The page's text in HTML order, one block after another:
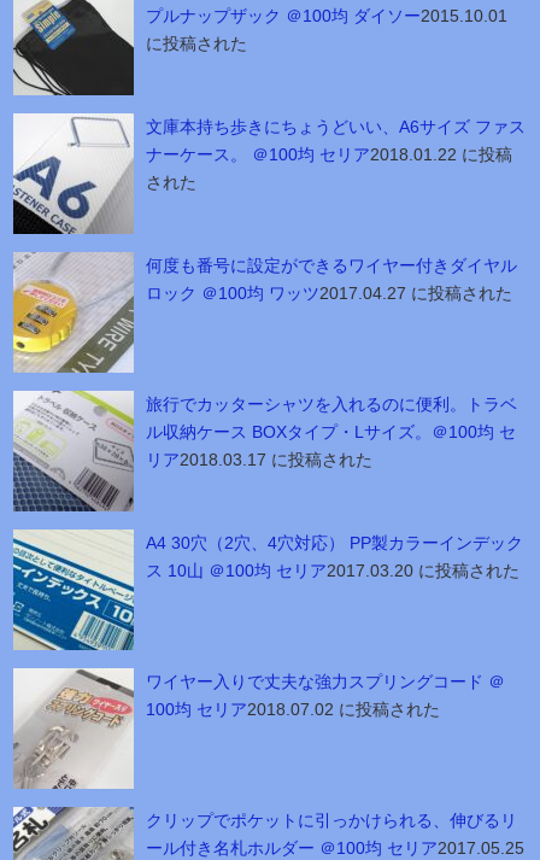
プルナップザック ＠100均 ダイソー2015.10.01
に投稿された
文庫本持ち歩きにちょうどいい、A6サイズ ファス
ナーケース。 ＠100均 セリア2018.01.22 に投稿
された
何度も番号に設定ができるワイヤー付きダイヤル
ロック ＠100均 ワッツ2017.04.27 に投稿された
旅行でカッターシャツを入れるのに便利。トラベ
ル収納ケース BOXタイプ・Lサイズ。＠100均 セ
リア2018.03.17 に投稿された
A4 30穴（2穴、4穴対応） PP製カラーインデック
ス 10山 ＠100均 セリア2017.03.20 に投稿された
ワイヤー入りで丈夫な強力スプリングコード ＠
100均 セリア2018.07.02 に投稿された
クリップでポケットに引っかけられる、伸びるリ
ール付き名札ホルダー ＠100均 セリア2017.05.25